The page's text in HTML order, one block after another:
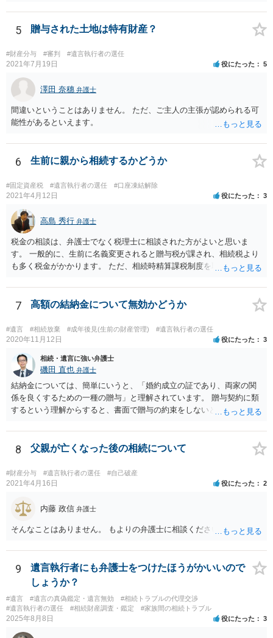
るかは喪主の自由です。 呼ばなくてもかまいません。 そもそも、そう
いう法律関係にありません。 遺言の内容と遺産の総額の通知、公正証
で、対応しましょう。 そのあとは遺留分の請求などがあればそれへの
対応となるでしょう。
5 贈与された土地は特有財産？
#財産分与 #審判 #遺言執行者の選任
2021年7月19日 役にたった 5
澤田 奈穗 弁護士
間違いということはありません。 ただ、ご主人の主張が認められる可
能性があるといえます。
6 生前に親から相続するかどうか
#固定資産税 #遺言執行者の選任 #口座凍結解除
2021年4月12日 役にたった 3
高島 秀行 弁護士
税金の相談は、弁護士でなく税理士に相談された方がよいと思いま
す。 一般的に、生前に名義変更されると贈与税が課され、相続税より
も多く税金がかかります。 ただ、相続時精算課税制度を取れば、実質
ういう場合にどれくらい税金がかかるか計算してもらって どういう方
針を取るか決められたらよいと思います。
7 高額の結納金について無効かどうか
#遺言 #相続放棄 #成年後見(生前の財産管理) #遺言執行者の選任
2020年11月12日 役にたった 3
相続・遺言に強い弁護士
磯田 直也 弁護士
結納金については、簡単にいうと、「婚約成立の証であり、両家の関
係を良くするための一種の贈与」と理解されています。 贈与契約に類
するという理解からすると、書面で贈与の約束をしないと相手方は支
ことは困難です。 くれぐれも今後お気をつけください。 弁護士に対応
を依頼されるのも悪くはありませんが、感情的な理由が強いと思いま
8 父親が亡くなった後の相続について
#財産分与 #遺言執行者の選任 #自己破産
2021年4月16日 役にたった 2
内藤 政信 弁護士
そんなことはありません。 もよりの弁護士に相談ください。
9
遺言執行者にも弁護士をつけたほうがかいいので
しょうか？
#遺言 #遺言の真偽鑑定・遺言無効
#相続トラブルの代理交渉
#遺言執行者の選任
#相続財産調査・鑑定 #家族間の相続トラブル
2025年8月8日 役にたった 3